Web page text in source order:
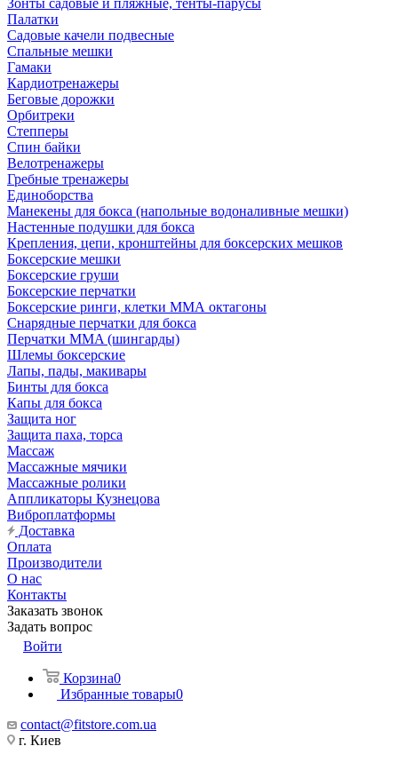
Зонты садовые и пляжные, тенты-парусы
Палатки
Садовые качели подвесные
Спальные мешки
Гамаки
Кардиотренажеры
Беговые дорожки
Орбитреки
Степперы
Спин байки
Велотренажеры
Гребные тренажеры
Единоборства
Манекены для бокса (напольные водоналивные мешки)
Настенные подушки для бокса
Крепления, цепи, кронштейны для боксерских мешков
Боксерские мешки
Боксерские груши
Боксерские перчатки
Боксерские ринги, клетки ММА октагоны
Снарядные перчатки для бокса
Перчатки MMA (шингарды)
Шлемы боксерские
Лапы, пады, макивары
Бинты для бокса
Капы для бокса
Защита ног
Защита паха, торса
Массаж
Массажные мячики
Массажные ролики
Аппликаторы Кузнецова
Виброплатформы
Доставка
Оплата
Производители
О нас
Контакты
Заказать звонок
Задать вопрос
Войти
Корзина0
Избранные товары0
contact@fitstore.com.ua
г. Киев